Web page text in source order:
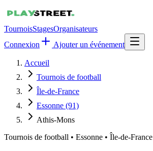
TournoisStagesOrganisateurs
Connexion
Ajouter un événement
Accueil
Tournois de football
Île-de-France
Essonne (91)
Athis-Mons
Tournois de football • Essonne • Île-de-France